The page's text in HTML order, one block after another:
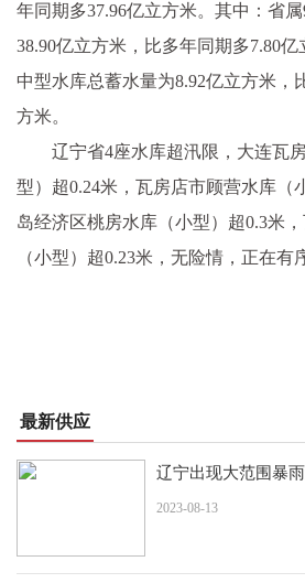
年同期多37.96亿立方米。其中：省
38.90亿立方米，比多年同期多7.80
中型水库总蓄水量为8.92亿立方米，
方米。
辽宁省4座水库超汛限，大连瓦
型）超0.24米，瓦房店市顾营水库（
岛经济区桃房水库（小型）超0.3米
（小型）超0.23米，无险情，正在有
最新供应
辽宁出现大范围暴
2023-08-13